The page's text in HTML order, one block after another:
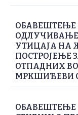
ОБАВЕШТЕЊЕ
ОДЛУЧИВАЊЕ
УТИЦАЈА НА
ПОСТРОЈЕЊЕ
ОТПАДНИХ
МРКШИЋЕВИ
ОБАВЕШТЕЊЕ